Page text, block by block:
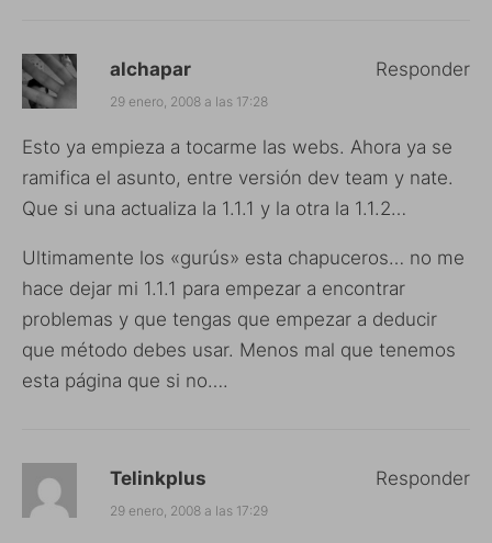
alchapar
29 enero, 2008 a las 17:28
Esto ya empieza a tocarme las webs. Ahora ya se
ramifica el asunto, entre versión dev team y nate.
Que si una actualiza la 1.1.1 y la otra la 1.1.2…
Ultimamente los «gurús» esta chapuceros… no me
hace dejar mi 1.1.1 para empezar a encontrar
problemas y que tengas que empezar a deducir
que método debes usar. Menos mal que tenemos
esta página que si no….
Responder
Telinkplus
29 enero, 2008 a las 17:29
Responder